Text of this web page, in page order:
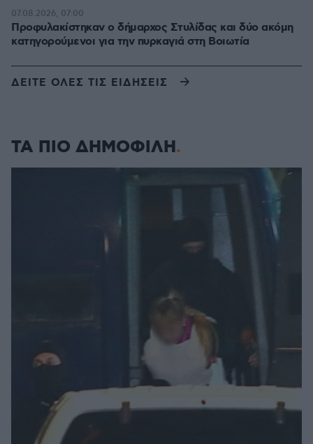
Προφυλακίστηκαν ο δήμαρχος Στυλίδας και δύο ακόμη
κατηγορούμενοι για την πυρκαγιά στη Βοιωτία
07.08.2026, 07:00
ΔΕΙΤΕ ΟΛΕΣ ΤΙΣ ΕΙΔΗΣΕΙΣ
ΤΑ ΠΙΟ ΔΗΜΟΦΙΛΗ